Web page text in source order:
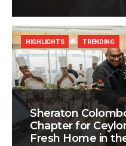
Sheraton
Chapter for
Fresh Home in
HIGHLIGHTS TRENDING